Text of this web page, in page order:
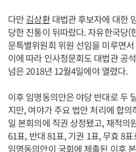
다만김상환대법관 후보자에 대한
당한 진통이 뒤따랐다. 자유한국당(
문특별위원회 위원 선임을 미루면
이에 따라 인사청문회도 대법관 공
넘은 2018년 12월4일에야 열렸다.
이후 임명동의안은 야당 반대로 두
지만, 여야가 주요 법안 처리에 합
일 본회의에 직권 상정됐고, 재적의
61표, 반대 81표, 기권 1표, 무효 8
임명동의안이 국회에 제출된 이후